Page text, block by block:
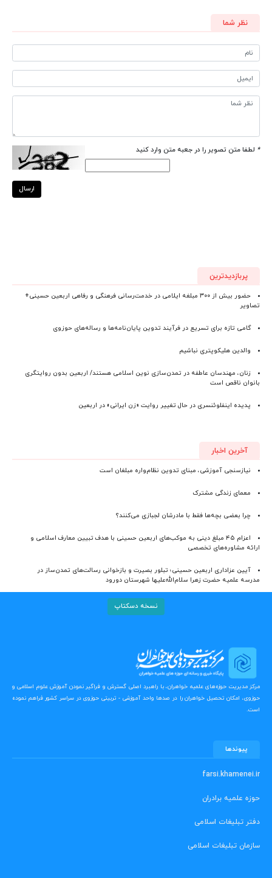
نظر شما
* لطفا متن تصویر را در جعبه متن وارد کنید
ارسال
پربازدیدترین
حضور بیش از ۳۰۰ مبلغه ایلامی در خدمت‌رسانی فرهنگی و رفاهی اربعین حسینی+
تصاویر
گامی تازه برای تسریع در فرآیند تدوین پایان‌نامه‌ها و رساله‌های حوزوی
والدین هلیکوپتری نباشیم
زنان، مهندسان عاطفه در تمدن‌سازی نوین اسلامی هستند/ اربعین بدون روایتگری
بانوان ناقص است
پدیده اینفلوئنسری در حال تغییر روایت «زن ایرانی» در اربعین
آخرین اخبار
نیازسنجی آموزشی، مبنای تدوین نظام‌واره مبلغان است
معمای زندگی مشترک
چرا بعضی بچه‌ها فقط با مادرشان لجبازی می‌کنند؟
اعزام ۴۵ مبلغ دینی به موکب‌های اربعین حسینی با هدف تبیین معارف اسلامی و
ارائه مشاوره‌های تخصصی
آیین عزاداری اربعین حسینی؛ تبلور بصیرت و بازخوانی رسالت‌های تمدن‌ساز در
مدرسه علمیه حضرت زهرا سلام‌الله‌علیها شهرستان دورود
نسخه دسکتاپ
مرکز مدیریت حوزه‌های علمیه خواهران، با راهبرد اصلی گسترش و فراگیر نمودن آموزش علوم اسلامی و
حوزوی، امکان تحصیل خواهران را در صدها واحد آموزشی - تربیتی حوزوی در سراسر کشور فراهم نموده
است.
پیوندها
farsi.khamenei.ir
حوزه علمیه برادران
دفتر تبلیغات اسلامی
سازمان تبلیغات اسلامی